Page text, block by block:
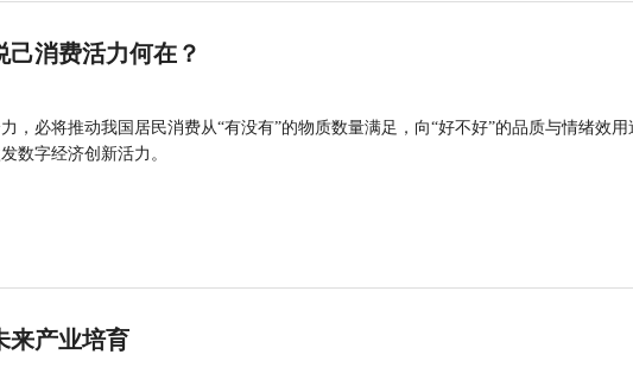
己消费活力何在？
，必将推动我国居民消费从“有没有”的物质数量满足，向“好不好”的品质与情绪效用
数字经济创新活力。
来产业培育